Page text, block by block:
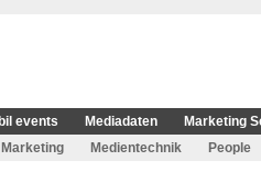
events Mediadaten
Marketing
Marketing Medientechnik People